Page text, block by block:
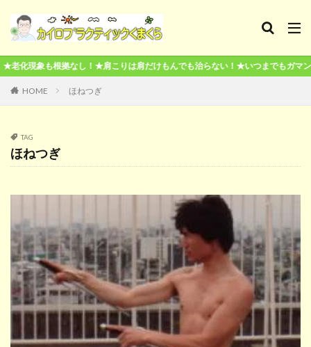
し！★肩こりは肩だけもんでも治らない！★いつまでもガマンしても治らない
HOME ほねつぎ
TAG
ほねつぎ